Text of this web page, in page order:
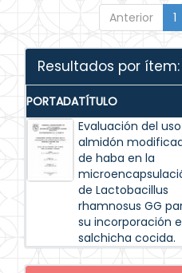
Anterior 1
Resultados por ítem:
PORTADATÍTULO
Evaluación del
almidón
de haba en la
de Lactobacillus
rhamnosus GG
su incorporación
salchicha cocida.